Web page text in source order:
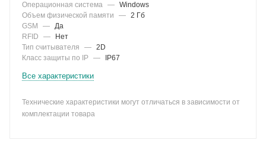
Операционная система — Windows
Объем физической памяти
— 2 Гб
GSM
— Да
RFID
—
Нет
Тип считывателя
— 2D
Класс защиты по IP — IP67
Все характеристики
Технические характеристики могут отличаться в зависимости от
комплектации товара